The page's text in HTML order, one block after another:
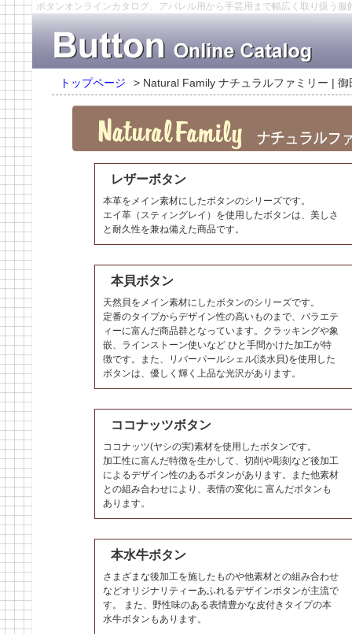
ボタンオンラインカタログ、アパレル用から手芸用まで幅広く取り扱う
トップページ > Natural Family ナチュラルファミリー | 御
レザーボタン
本革をメイン素材にしたボタンのシリーズです。
エイ革（スティングレイ）を使用したボタンは、美しさ
と耐久性を兼ね備えた商品です。
本貝ボタン
天然貝をメイン素材にしたボタンのシリーズです。
定番のタイプからデザイン性の高いものまで、バラエテ
ィーに富んだ商品群となっています。クラッキングや象
嵌、ラインストーン使いなど ひと手間かけた加工が特
徴です。また、リバーパールシェル(淡水貝)を使用した
ボタンは、優しく輝く上品な光沢があります。
ココナッツボタン
ココナッツ(ヤシの実)素材を使用したボタンです。
加工性に富んだ特徴を生かして、切削や彫刻など後加工
によるデザイン性のあるボタンがあります。また他素材
との組み合わせにより、表情の変化に 富んだボタンも
あります。
本水牛ボタン
さまざまな後加工を施したものや他素材との組み合わせ
などオリジナリティーあふれるデザインボタンが主流で
す。 また、野性味のある表情豊かな皮付きタイプの本
水牛ボタンもあります。